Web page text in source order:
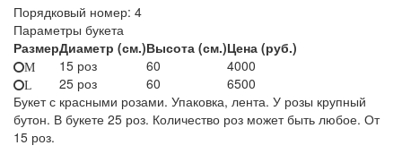
Порядковый номер: 4
Параметры букета
РазмерДиаметр (см.)Высота (см.)Цена (руб.)
M 15 роз 60 4000
L 25 роз 60
6500
Букет с красными розами. Упаковка, лента. У розы крупный
бутон. В букете 25 роз. Количество роз может быть любое. От
15 роз.